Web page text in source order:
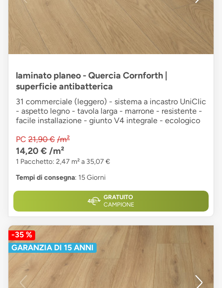
laminato planeo - Quercia Cornforth |
superficie antibatterica
31 commerciale (leggero) - sistema a incastro UniClic
- aspetto legno - tavola larga - marrone - resistente -
facile installazione - giunto V4 integrale - ecologico
PC 21,90 € /m²
14,20 € /m²
1 Pacchetto: 2,47 m² a 35,07 €
Tempi di consegna: 15 Giorni
GRATUITO
CAMPIONE
-35 %
GARANZIA DI 15 ANNI